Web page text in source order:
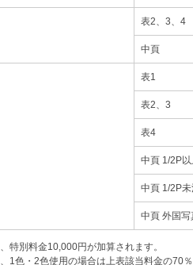
表2、3、4
中頁
表1
表2、3
表4
中頁 1/2P以
中頁 1/2P未
中頁 外国写
特別料金10,000円が加算されます。
1色・2色使用の場合は上表該当料金の70％